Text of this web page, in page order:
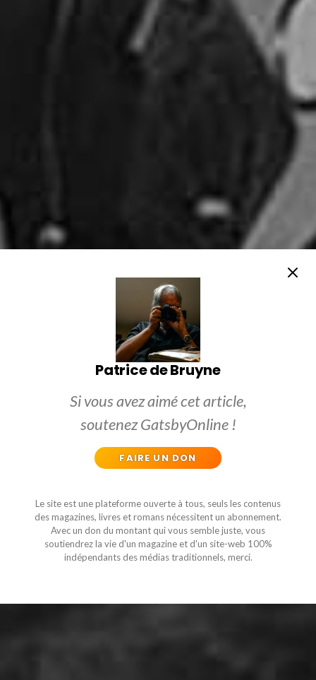
Patrice de Bruyne
Si vous avez aimé cet article,
soutenez GatsbyOnline !
FAIRE UN DON
Le site est une plateforme ouverte à tous, seuls les contenus
des magazines, livres et romans nécessitent un abonnement.
Avec un don du montant qui vous semble juste, vous
soutiendrez la vie d'un magazine et d'un site-web 100%
indépendants des médias traditionnels, merci.